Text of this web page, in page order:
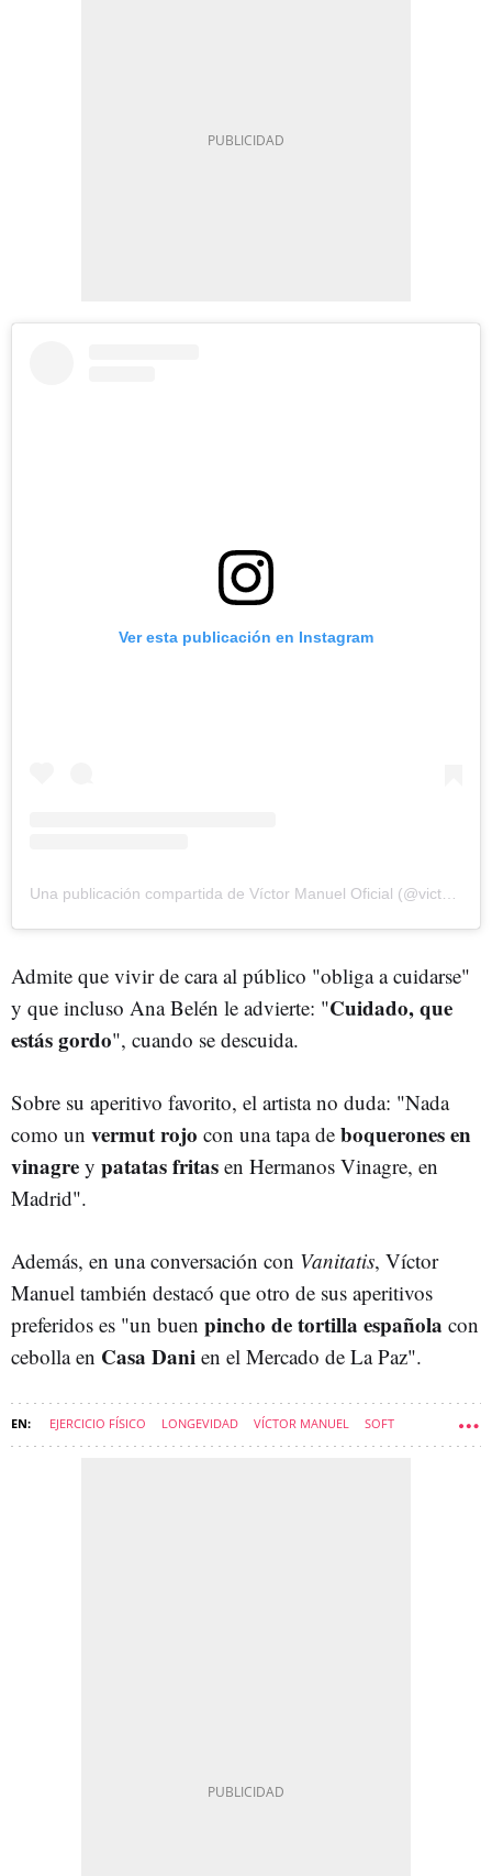
Ver esta publicación en Instagram
Admite que vivir de cara al público "obliga a cuidarse"
y que incluso Ana Belén le advierte: "Cuidado, que
estás gordo", cuando se descuida.
Sobre su aperitivo favorito, el artista no duda: "Nada
como un vermut rojo con una tapa de boquerones en
vinagre y patatas fritas en Hermanos Vinagre, en
Madrid".
Además, en una conversación con Vanitatis, Víctor
Manuel también destacó que otro de sus aperitivos
preferidos es "un buen pincho de tortilla española con
cebolla en Casa Dani en el Mercado de La Paz".
EJERCICIO FÍSICO LONGEVIDAD VÍCTOR MANUEL SOFT